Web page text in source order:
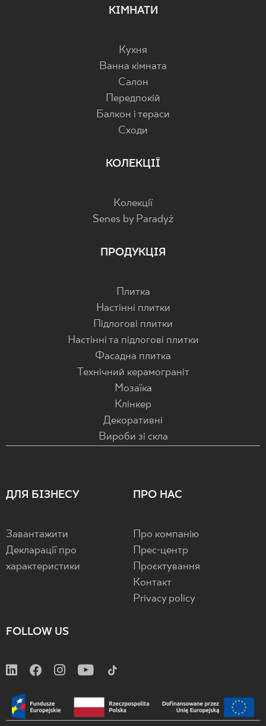
КІМНАТИ
Кухня
Ванна кімната
Салон
Передпокій
Балкон і тераси
Cходи
КОЛЕКЦІЇ
Колекції
Senes by Paradyż
ПРОДУКЦІЯ
Плитка
Настінні плитки
Підлогові плитки
Настінні та підлогові плитки
Фасадна плитка
Технічний керамограніт
Мозаїка
Клінкер
Декоративні
Вироби зі скла
ДЛЯ БІЗНЕСУ
Завантажити
Декларації про
характеристики
ПРО НАС
Про компанію
Прес-центр
Проєктування
Контакт
Privacy policy
FOLLOW US